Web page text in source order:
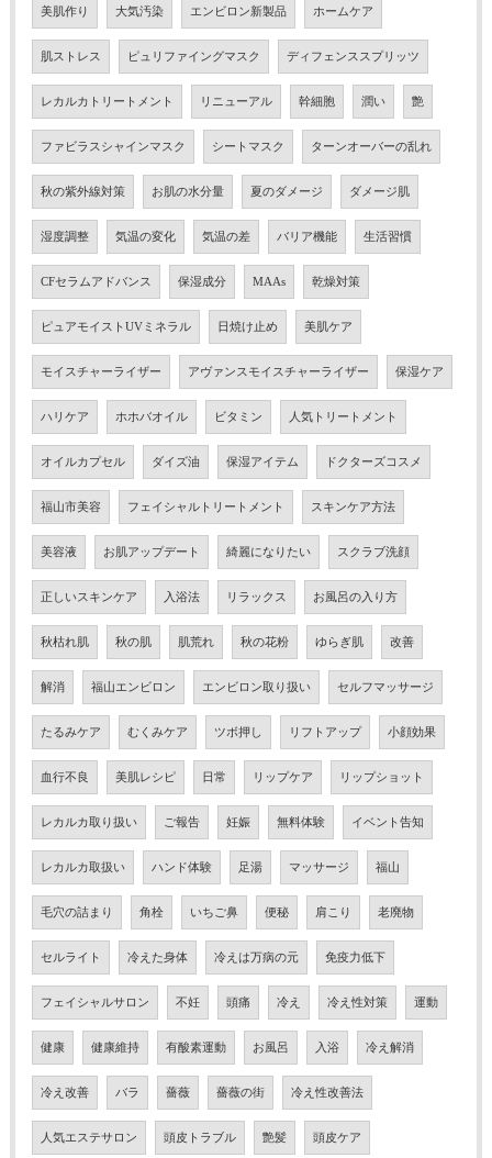
美肌作り 大気汚染 エンビロン新製品 ホームケア
肌ストレス ピュリファイングマスク ディフェンススプリッツ
レカルカトリートメント リニューアル 幹細胞 潤い 艶
ファビラスシャインマスク シートマスク ターンオーバーの乱れ
秋の紫外線対策 お肌の水分量 夏のダメージ ダメージ肌
湿度調整 気温の変化 気温の差 バリア機能 生活習慣
CFセラムアドバンス 保湿成分 MAAs 乾燥対策
ピュアモイストUVミネラル 日焼け止め 美肌ケア
モイスチャーライザー アヴァンスモイスチャーライザー 保湿ケア
ハリケア ホホバオイル ビタミン 人気トリートメント
オイルカプセル ダイズ油 保湿アイテム ドクターズコスメ
福山市美容 フェイシャルトリートメント スキンケア方法
美容液 お肌アップデート 綺麗になりたい スクラブ洗顔
正しいスキンケア 入浴法 リラックス お風呂の入り方
秋枯れ肌 秋の肌 肌荒れ 秋の花粉 ゆらぎ肌 改善
解消 福山エンビロン エンビロン取り扱い セルフマッサージ
たるみケア むくみケア ツボ押し リフトアップ 小顔効果
血行不良 美肌レシピ 日常 リップケア リップショット
レカルカ取り扱い ご報告 妊娠 無料体験 イベント告知
レカルカ取扱い ハンド体験 足湯 マッサージ 福山
毛穴の詰まり 角栓 いちご鼻 便秘 肩こり 老廃物
セルライト 冷えた身体 冷えは万病の元 免疫力低下
フェイシャルサロン 不妊 頭痛 冷え 冷え性対策 運動
健康 健康維持 有酸素運動 お風呂 入浴 冷え解消
冷え改善 バラ 薔薇 薔薇の街 冷え性改善法
人気エステサロン 頭皮トラブル 艶髪 頭皮ケア